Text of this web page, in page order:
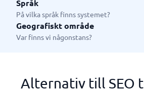
Språk
På vilka språk finns systemet?
Geografiskt område
Var finns vi någonstans?
Alternativ till SEO